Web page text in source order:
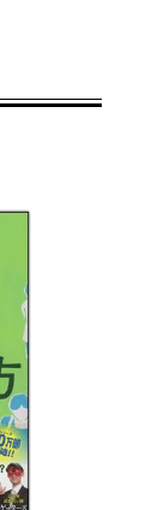
わか
神社
と神社
神様と